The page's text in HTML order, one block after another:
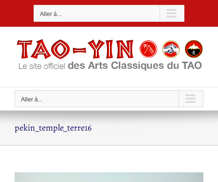
Aller à...
Aller à...
pekin_temple_terre16